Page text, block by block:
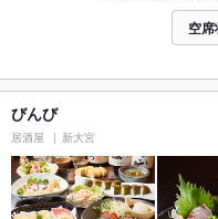
空
びんび
居酒屋 新大宮